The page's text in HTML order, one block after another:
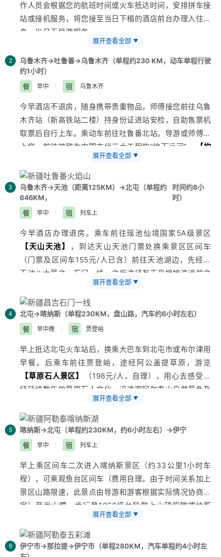
作人员会根据您的航班时间或火车抵达时间，安排拼车接
站或接机服务，将您接至当日下榻的酒店前台办理入住休
息，当日无导游服务。
1、行前通知：行程前一天会以短信方式通知您导游、车
辆以及集合地点出发时间等信息，做好提前告知工作。请
您下飞机或火车后务必及时开机，保持手机畅通。
行驶时间约45分钟。到达酒店后报您的姓名，酒店前台
的工作人员会为您办理入住。
3、酒店一般入住时间是14点以后，如您到达时间较早，
可将行李寄存在前台，在酒店周围逛逛稍作等待。也可将
展开查看全部 ▼
2
乌鲁木齐→吐鲁番→乌鲁木齐（单程约230 KM，动车单程行驶
约1小时）
餐
早中 宿 乌鲁木齐
今早酒店不退房，随身携带贵重物品，师傅接您前往乌鲁
木齐站（新高铁站二楼）持身份证进站安检，自助售票机
取票后自行上车。乘动车前往吐鲁番北站。导游或师傅接
上您，前往被称为中国古代三大工程的“地下运河”—
【坎
（门票40元/人已含），景区内流水淙淙，林
木参天，景色迷人。参观世界上最大、最古老、保存最完
好的世界上唯一的生土建筑城市—【交河故城】（门票
已含，区间车25元/人自理），走进吐鲁番民俗博物馆，
体验古老的维吾尔族民风民俗以及独具特色的民居建筑
景观相似，门票价格相同，导游根据行程时间选择安排景
点）（大约30分钟）；参观全国重点文物保护单位—
【苏公塔
（门票已含）。中午在吐鲁番享用中餐，如
果您愿意，可以参加吐鲁番特色水果盛宴餐，品尝
来吃一遍。餐后乘车前往有着全国最热之称的
山 景区】（门票已含），这里除了自然风景外，还有关
于《西游记》的文化展示长廊。以及那高耸的造型温度
计，都是占据我们朋友圈、抖音的爆点......参观吐鲁番当
地民俗家访，品尝各类干果，坐在清凉的葡萄架下欣赏维
吾尔原生态歌舞，跟着古丽学几句维吾尔族语言，感受浓
郁的维吾尔古老文化。 下午游览5A级风景名胜区—【葡
（门票已含，区间车25元/人自理）（大约30分
钟）。在6月底至8月份，葡萄成熟的季节，一串串沉甸
甸的葡萄在阳光的照耀下显得特别饱满多汁，无比诱人。
游览结束后乘大巴车送到吐鲁番北站，晚乘动车：
21:30/22:40之间有三趟高铁）返回乌鲁木齐，师傅接您
送到入住酒店。
展开查看全部 ▼
3
乌鲁木齐→天池（距离125KM）→北屯（单程约
646KM，
时间约8小
时）
餐
早中 宿 列车上
今早酒店办理退房。乘车前往瑶池仙境国家5A级景区
【天山 天池】
，到达天山天池门票处换乘景区区间车
（门票及区间车155元/人已含）前往天池湖边，先经过
天池八大景之一 石门一线 ，之后途径有王母娘娘洗澡盆之
称的“西小天池 ”抵达天池停车场，沿着木栈道或者乘坐
电瓶车（费用自理）大概5分钟左右，到达天池湖边。远
眺博格达峰圣洁雪景。（景区内游览时间约为4小时）。
下午乘车返回
乌鲁木齐，到乌鲁木齐站乘火车前往北屯。
【温馨提示】
1、乌鲁木齐站（高铁站北广场）凭身份证和胸牌实名制
进站。具体车次和开车时间在出发前一天下午由工作人员
电话或短信通知，请保持手机畅通以便联系。
展开查看全部 ▼
4
北屯→喀纳斯（单程230KM，盘山路，汽车约6小时左右）
餐
早中晚 宿 贾登峪
早上抵达北屯火车站后，换乘大巴车到北屯市或布尔津用
早餐。后乘车前往贾登峪，途经阿公盖提草原，游览
【草原石人景区】
（198元/人，自理），用心去感受已
经延续数年的草原石人文化。沿途观阿尔泰山自然景色及
美丽的山间草原。抵达后在景区门票口换乘区间车进入具
有“人间仙境”之称的 5A景区
及二进区间费用270元/人已含，游览时间不少于3小
时），沿喀纳斯河一路观光，欣赏西伯利亚落叶松原始森
斯湖是位于新疆北部阿尔泰深山密林中的高山湖泊，如果
要数新疆不得不去的景点，喀纳斯绝对算一个。这儿的湖
面群峰倒影，湖水还会随着季节和天气的变化而变换颜
色，是有名的“变色湖”。环湖四周原始森林密布，阳坡被
选择：乘游船（120元/人，费用自理）探询湖怪之谜；
进入喀纳斯村，到特色民族【图瓦人家访】（100元/
展开查看全部 ▼
5
喀纳斯→北屯（单程约230KM，约6小时左右）→伊宁
餐
早中 宿 列车上
早上乘区间车二次进入喀纳斯景区（约33公里1小时车
程），可乘观鱼台区间车（费用自理。由于时间关系加上
景区山路限速，此景点由导游和游客根据实际情况协商而
定）至半山腰，步行登1068级台阶爬上山顶俯瞰喀纳斯
卧龙湾、神仙湾
光，午餐后乘车返北屯，途中参观
貌【五彩滩景区】(赠送项目），五彩滩是国家4A级景
展开查看全部 ▼
6
伊宁市→那拉提→伊宁市（单程280KM，汽车单程约4小时左